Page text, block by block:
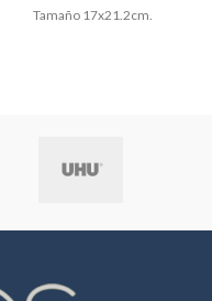
Tamaño 17x21.2cm.